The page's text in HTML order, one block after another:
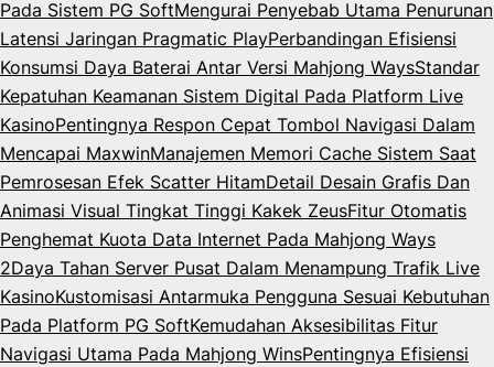
Pada Sistem PG SoftMengurai Penyebab Utama Penurunan
Latensi Jaringan Pragmatic PlayPerbandingan Efisiensi
Konsumsi Daya Baterai Antar Versi Mahjong WaysStandar
Kepatuhan Keamanan Sistem Digital Pada Platform Live
KasinoPentingnya Respon Cepat Tombol Navigasi Dalam
Mencapai MaxwinManajemen Memori Cache Sistem Saat
Pemrosesan Efek Scatter HitamDetail Desain Grafis Dan
Animasi Visual Tingkat Tinggi Kakek ZeusFitur Otomatis
Penghemat Kuota Data Internet Pada Mahjong Ways
2Daya Tahan Server Pusat Dalam Menampung Trafik Live
KasinoKustomisasi Antarmuka Pengguna Sesuai Kebutuhan
Pada Platform PG SoftKemudahan Aksesibilitas Fitur
Navigasi Utama Pada Mahjong WinsPentingnya Efisiensi